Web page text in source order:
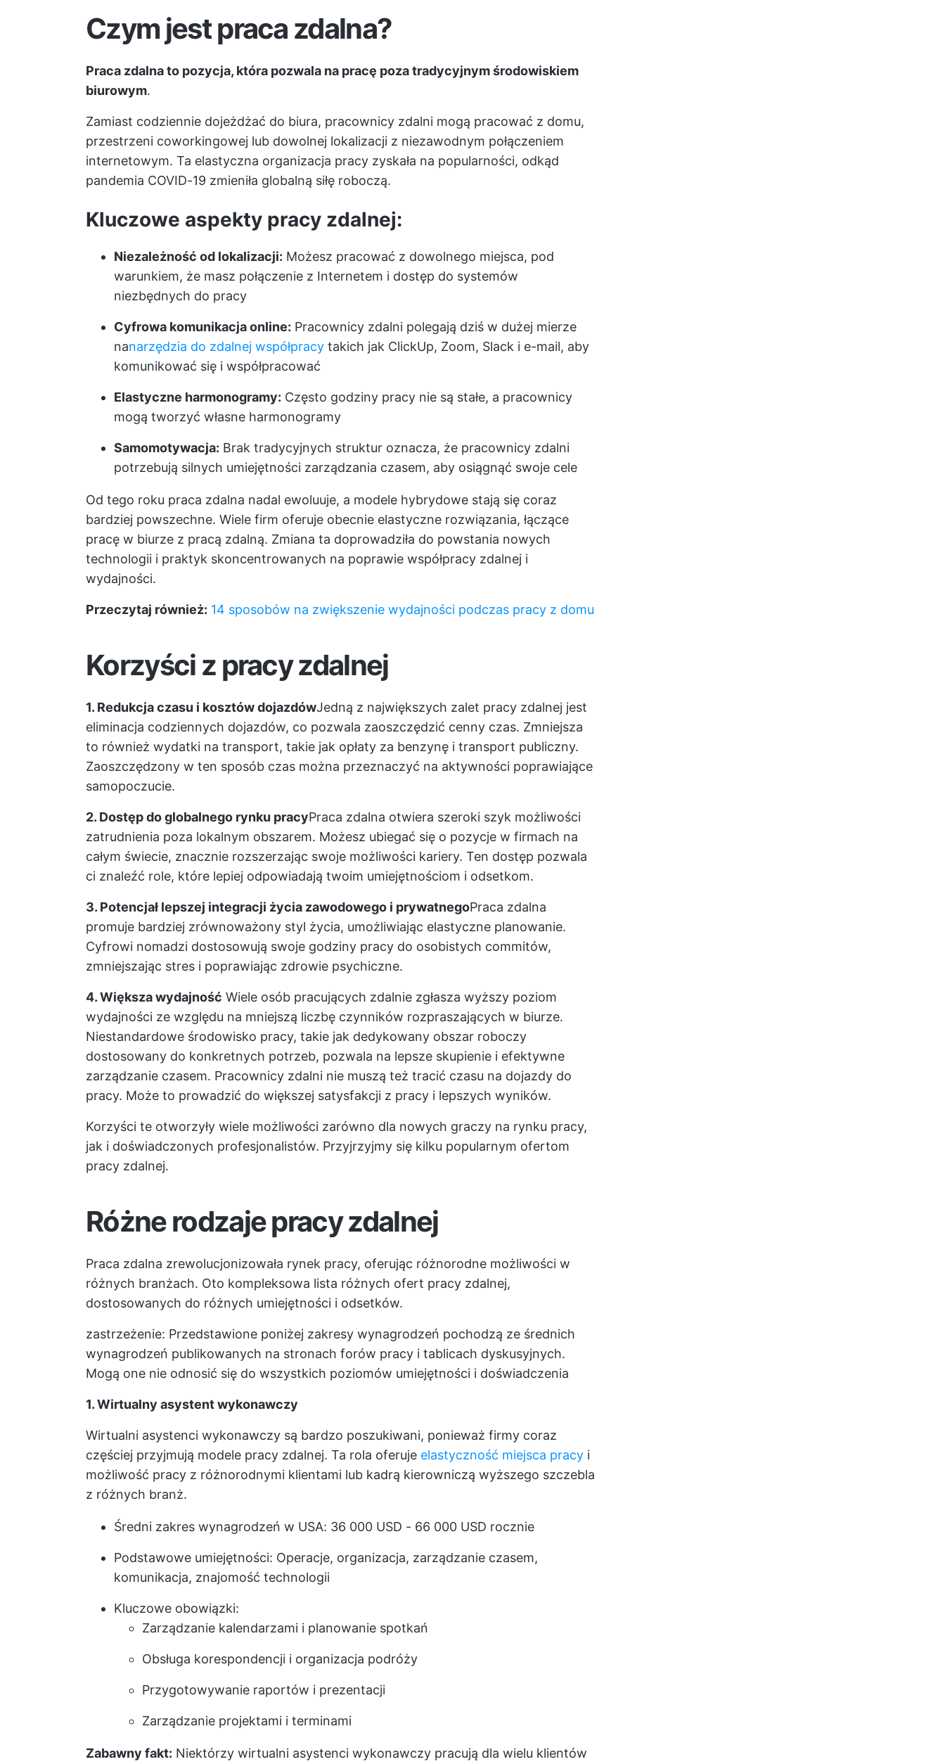
Czym jest praca zdalna?
Praca zdalna to pozycja, która pozwala na pracę poza tradycyjnym środowiskiem
biurowym.
Zamiast codziennie dojeżdżać do biura, pracownicy zdalni mogą pracować z domu,
przestrzeni coworkingowej lub dowolnej lokalizacji z niezawodnym połączeniem
internetowym. Ta elastyczna organizacja pracy zyskała na popularności, odkąd
pandemia COVID-19 zmieniła globalną siłę roboczą.
Kluczowe aspekty pracy zdalnej:
Niezależność od lokalizacji: Możesz pracować z dowolnego miejsca, pod
warunkiem, że masz połączenie z Internetem i dostęp do systemów
niezbędnych do pracy
Cyfrowa komunikacja online: Pracownicy zdalni polegają dziś w dużej mierze
nanarzędzia do zdalnej współpracy takich jak ClickUp, Zoom, Slack i e-mail, aby
komunikować się i współpracować
Elastyczne harmonogramy: Często godziny pracy nie są stałe, a pracownicy
mogą tworzyć własne harmonogramy
Samomotywacja: Brak tradycyjnych struktur oznacza, że pracownicy zdalni
potrzebują silnych umiejętności zarządzania czasem, aby osiągnąć swoje cele
Od tego roku praca zdalna nadal ewoluuje, a modele hybrydowe stają się coraz
bardziej powszechne. Wiele firm oferuje obecnie elastyczne rozwiązania, łączące
pracę w biurze z pracą zdalną. Zmiana ta doprowadziła do powstania nowych
technologii i praktyk skoncentrowanych na poprawie współpracy zdalnej i
wydajności.
Przeczytaj również: 14 sposobów na zwiększenie wydajności podczas pracy z domu
Korzyści z pracy zdalnej
1. Redukcja czasu i kosztów dojazdówJedną z największych zalet pracy zdalnej jest
eliminacja codziennych dojazdów, co pozwala zaoszczędzić cenny czas. Zmniejsza
to również wydatki na transport, takie jak opłaty za benzynę i transport publiczny.
Zaoszczędzony w ten sposób czas można przeznaczyć na aktywności poprawiające
samopoczucie.
2. Dostęp do globalnego rynku pracyPraca zdalna otwiera szeroki szyk możliwości
zatrudnienia poza lokalnym obszarem. Możesz ubiegać się o pozycje w firmach na
całym świecie, znacznie rozszerzając swoje możliwości kariery. Ten dostęp pozwala
ci znaleźć role, które lepiej odpowiadają twoim umiejętnościom i odsetkom.
3. Potencjał lepszej integracji życia zawodowego i prywatnegoPraca zdalna
promuje bardziej zrównoważony styl życia, umożliwiając elastyczne planowanie.
Cyfrowi nomadzi dostosowują swoje godziny pracy do osobistych commitów,
zmniejszając stres i poprawiając zdrowie psychiczne.
4. Większa wydajność Wiele osób pracujących zdalnie zgłasza wyższy poziom
wydajności ze względu na mniejszą liczbę czynników rozpraszających w biurze.
Niestandardowe środowisko pracy, takie jak dedykowany obszar roboczy
dostosowany do konkretnych potrzeb, pozwala na lepsze skupienie i efektywne
zarządzanie czasem. Pracownicy zdalni nie muszą też tracić czasu na dojazdy do
pracy. Może to prowadzić do większej satysfakcji z pracy i lepszych wyników.
Korzyści te otworzyły wiele możliwości zarówno dla nowych graczy na rynku pracy,
jak i doświadczonych profesjonalistów. Przyjrzyjmy się kilku popularnym ofertom
pracy zdalnej.
Różne rodzaje pracy zdalnej
Praca zdalna zrewolucjonizowała rynek pracy, oferując różnorodne możliwości w
różnych branżach. Oto kompleksowa lista różnych ofert pracy zdalnej,
dostosowanych do różnych umiejętności i odsetków.
zastrzeżenie: Przedstawione poniżej zakresy wynagrodzeń pochodzą ze średnich
wynagrodzeń publikowanych na stronach forów pracy i tablicach dyskusyjnych.
Mogą one nie odnosić się do wszystkich poziomów umiejętności i doświadczenia
1. Wirtualny asystent wykonawczy
Wirtualni asystenci wykonawczy są bardzo poszukiwani, ponieważ firmy coraz
częściej przyjmują modele pracy zdalnej. Ta rola oferuje elastyczność miejsca pracy i
możliwość pracy z różnorodnymi klientami lub kadrą kierowniczą wyższego szczebla
z różnych branż.
Średni zakres wynagrodzeń w USA: 36 000 USD - 66 000 USD rocznie
Podstawowe umiejętności: Operacje, organizacja, zarządzanie czasem,
komunikacja, znajomość technologii
Kluczowe obowiązki:
Zarządzanie kalendarzami i planowanie spotkań
Obsługa korespondencji i organizacja podróży
Przygotowywanie raportów i prezentacji
Zarządzanie projektami i terminami
Zabawny fakt: Niektórzy wirtualni asystenci wykonawczy pracują dla wielu klientów